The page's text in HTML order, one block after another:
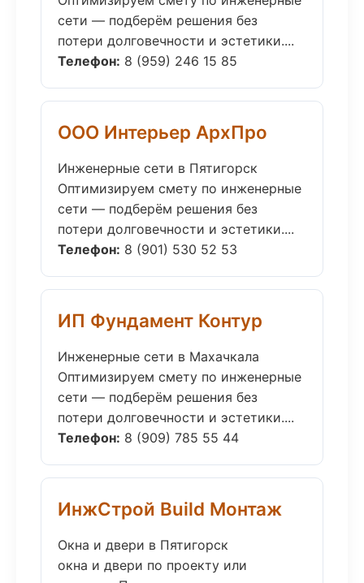
сети — подберём решения без
потери долговечности и эстетики....
Телефон: 8 (959) 246 15 85
ООО Интерьер АрхПро
Инженерные сети в Пятигорск
Оптимизируем смету по инженерные
сети — подберём решения без
потери долговечности и эстетики....
Телефон: 8 (901) 530 52 53
ИП Фундамент Контур
Инженерные сети в Махачкала
Оптимизируем смету по инженерные
сети — подберём решения без
потери долговечности и эстетики....
Телефон: 8 (909) 785 55 44
ИнжСтрой Build Монтаж
Окна и двери в Пятигорск
окна и двери по проекту или